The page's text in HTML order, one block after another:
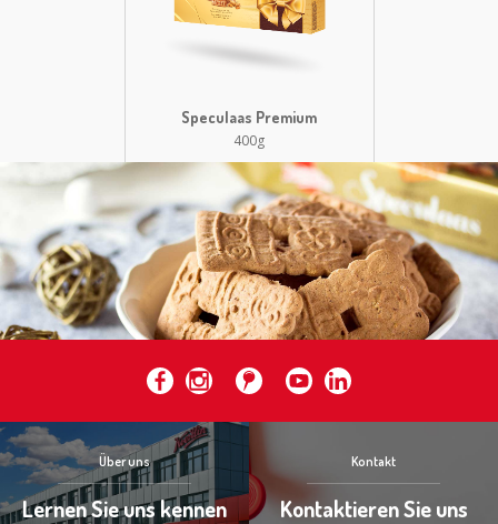
Speculaas Premium
400g
Über uns
Lernen Sie uns kennen
Kontakt
Kontaktieren Sie uns